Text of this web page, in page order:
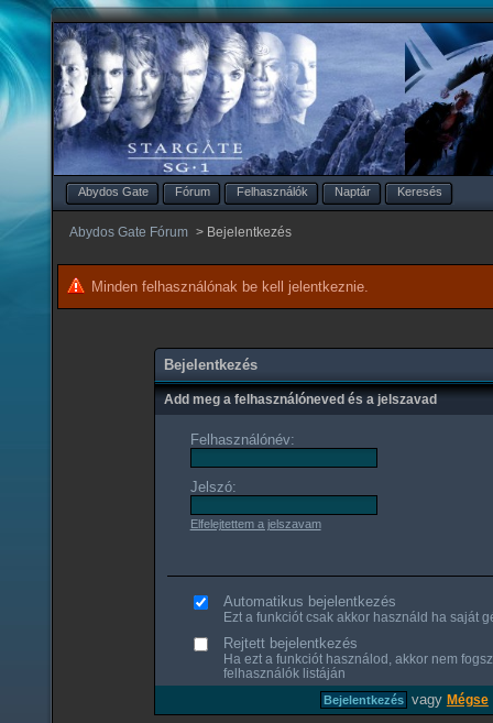
Abydos Gate Fórum Felhasználók Naptár Keresés
Abydos Gate Fórum > Bejelentkezés
Minden felhasználónak be kell jelentkeznie.
Bejelentkezés
Add meg a felhasználóneved és a jelszavad
Felhasználónév:
Jelszó:
Elfelejtettem a jelszavam
Automatikus bejelentkezés
Ezt a funkciót csak akkor használd ha saját
Rejtett bejelentkezés
Ha ezt a funkciót használod, akkor nem
felhasználók listáján
vagy Mégse